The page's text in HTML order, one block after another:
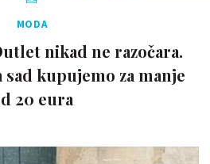
MODA
nikad ne razočara.
sad kupujemo za manje
20 eura